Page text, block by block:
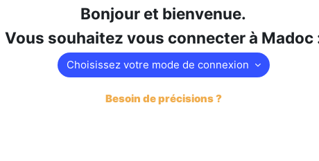
Bonjour et bienvenue.
Vous souhaitez vous connecter à Madoc
Choisissez votre mode de connexion
Besoin de précisions ?